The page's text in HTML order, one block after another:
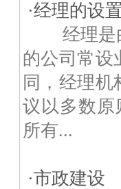
·经理的设
经理是由
的公司常设
同，经理
议以多数原
所有...
·市政建设